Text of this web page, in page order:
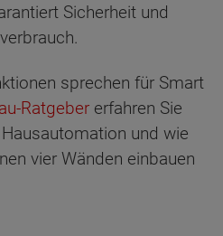
Sicherheit und
sprechen für Smart
Ratgeber erfahren Sie
und wie
vier Wänden einbauen